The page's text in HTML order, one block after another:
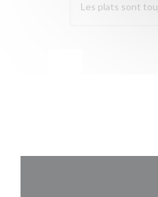
Les plats sont